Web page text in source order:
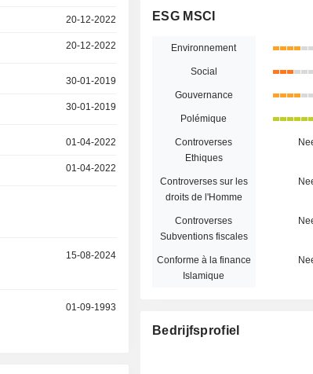
20-12-2022
20-12-2022
30-01-2019
30-01-2019
01-04-2022
01-04-2022
15-08-2024
01-09-1993
ESG MSCI
Environnement
Social
Gouvernance
Polémique
Controverses
Ethiques
Controverses sur les
droits de l'Homme
Controverses
Subventions fiscales
Conforme à la finance
Islamique
Bedrijfsprofiel